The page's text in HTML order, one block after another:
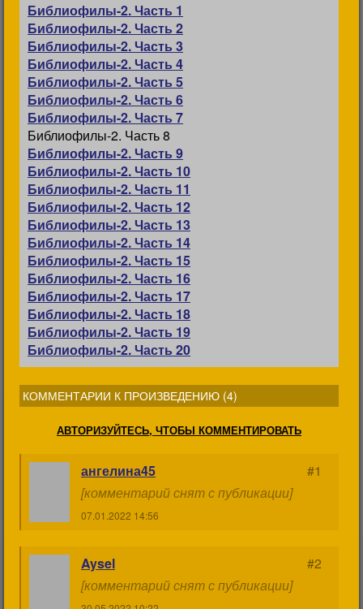
Библиофилы-2. Часть 1
Библиофилы-2. Часть 2
Библиофилы-2. Часть 3
Библиофилы-2. Часть 4
Библиофилы-2. Часть 5
Библиофилы-2. Часть 6
Библиофилы-2. Часть 7
Библиофилы-2. Часть 8
Библиофилы-2. Часть 9
Библиофилы-2. Часть 10
Библиофилы-2. Часть 11
Библиофилы-2. Часть 12
Библиофилы-2. Часть 13
Библиофилы-2. Часть 14
Библиофилы-2. Часть 15
Библиофилы-2. Часть 16
Библиофилы-2. Часть 17
Библиофилы-2. Часть 18
Библиофилы-2. Часть 19
Библиофилы-2. Часть 20
КОММЕНТАРИИ К ПРОИЗВЕДЕНИЮ (4)
АВТОРИЗУЙТЕСЬ, ЧТОБЫ КОММЕНТИРОВАТЬ
ангелина45
#1
[комментарий снят с публикации]
07.01.2022 14:56
Aysel
#2
[комментарий снят с публикации]